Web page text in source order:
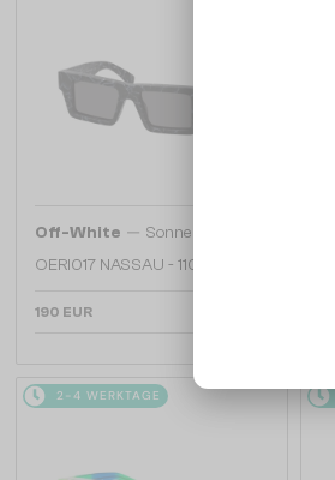
Off-White — Sonnenbrillen
OERI017 NASSAU - 1107 - 51
190 EUR
2-4 WERKTAGE